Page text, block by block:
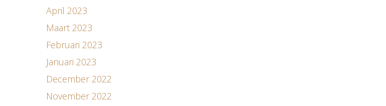
April 2023
Maart 2023
Februari 2023
Januari 2023
December 2022
November 2022